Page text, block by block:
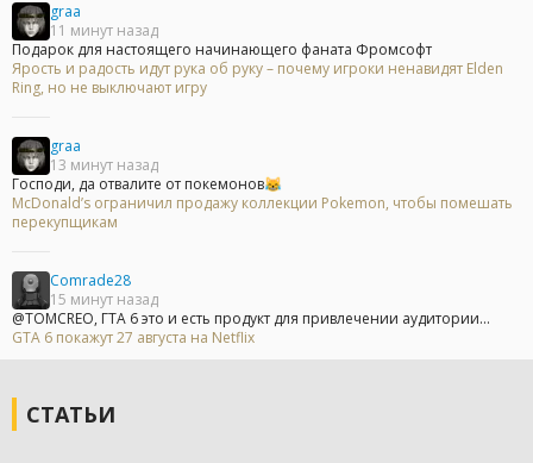
graa
11 минут назад
Подарок для настоящего начинающего фаната Фромсофт
Ярость и радость идут рука об руку – почему игроки ненавидят Elden
Ring, но не выключают игру
graa
13 минут назад
Господи, да отвалите от покемонов😹
McDonald’s ограничил продажу коллекции Pokemon, чтобы помешать
перекупщикам
Comrade28
15 минут назад
@TOMCREO, ГТА 6 это и есть продукт для привлечении аудитории...
GTA 6 покажут 27 августа на Netflix
СТАТЬИ